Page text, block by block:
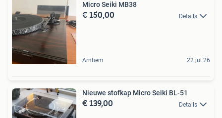
Micro Seiki MB38
€ 150,00 Details
Arnhem 22 jul 26
Nieuwe stofkap Micro Seiki BL-51
€ 139,00 Details